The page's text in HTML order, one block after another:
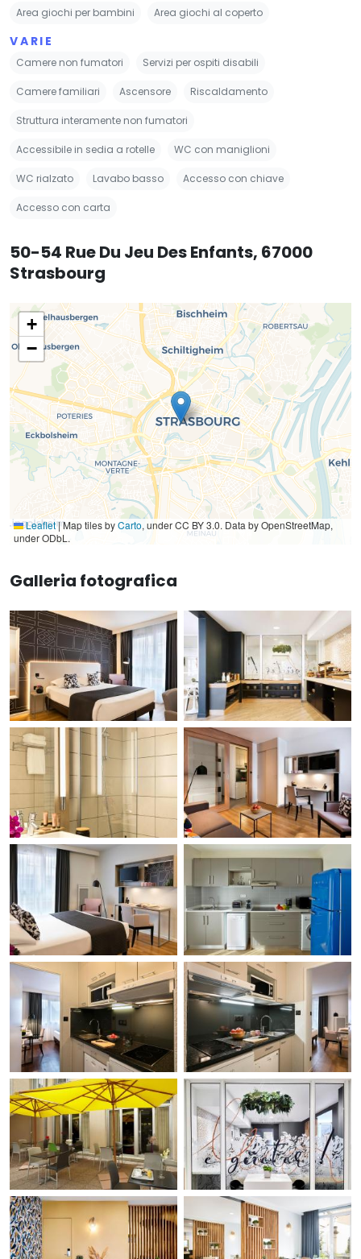
Area giochi per bambini Area giochi al coperto
VARIE
Camere non fumatori Servizi per ospiti disabili
Camere familiari Ascensore Riscaldamento
Struttura interamente non fumatori
Accessibile in sedia a rotelle WC con maniglioni
WC rialzato Lavabo basso Accesso con chiave
Accesso con carta
50-54 Rue Du Jeu Des Enfants, 67000
Strasbourg
+
−
Leaflet|Map tiles byCarto, under CC BY 3.0. Data by OpenStreetMap,
under ODbL.
Galleria fotografica